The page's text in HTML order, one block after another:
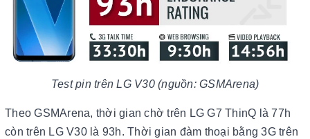
Test pin trên LG V30 (nguồn: GSMArena)
Theo GSMArena, thời gian chờ trên LG G7 ThinQ là 77h
còn trên LG V30 là 93h. Thời gian đàm thoại bằng 3G trên